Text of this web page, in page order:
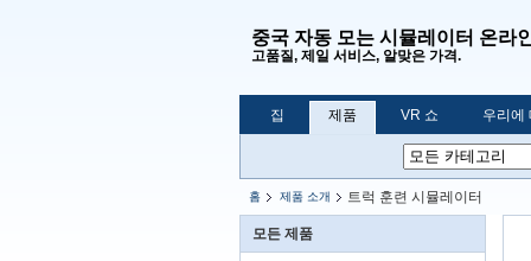
중국 자동 모는 시뮬레이터 온라
고품질, 제일 서비스, 알맞은 가격.
집 제품 VR 쇼 우리에
홈 제품 소개 트럭 훈련 시뮬레이터
모든 제품